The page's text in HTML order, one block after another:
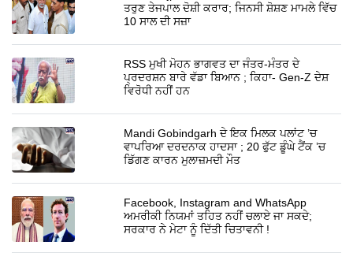
ਤਰੁਣ ਤੇਜਪਾਲ ਦੋਸ਼ੀ ਕਰਾਰ; ਜਿਨਸੀ ਸ਼ੋਸ਼ਣ ਮਾਮਲੇ ਵਿੱਚ
10 ਸਾਲ ਦੀ ਸਜ਼ਾ
RSS ਮੁਖੀ ਮੋਹਨ ਭਾਗਵਤ ਦਾ ਜੰਤਰ-ਮੰਤਰ ਦੇ
ਪ੍ਰਦਰਸ਼ਨ ਬਾਰੇ ਵੱਡਾ ਬਿਆਨ ; ਕਿਹਾ- Gen-Z ਦੇਸ਼
ਵਿਰੋਧੀ ਨਹੀਂ ਹਨ
Mandi Gobindgarh ਦੇ ਇਕ ਮਿਲਕ ਪਲਾਂਟ ’ਚ
ਵਾਪਰਿਆ ਦਰਦਨਾਕ ਹਾਦਸਾ ; 20 ਫੁੱਟ ਡੂੰਘੇ ਟੈਂਕ ’ਚ
ਡਿੱਗਣ ਕਾਰਨ ਮੁਲਾਜ਼ਮਦੀ ਮੌਤ
Facebook, Instagram and WhatsApp
ਅਮਰੀਕੀ ਨਿਯਮਾਂ ਤਹਿਤ ਨਹੀਂ ਚਲਾਏ ਜਾ ਸਕਦੇ;
ਸਰਕਾਰ ਨੇ ਮੇਟਾ ਨੂੰ ਦਿੱਤੀ ਚਿਤਾਵਨੀ !